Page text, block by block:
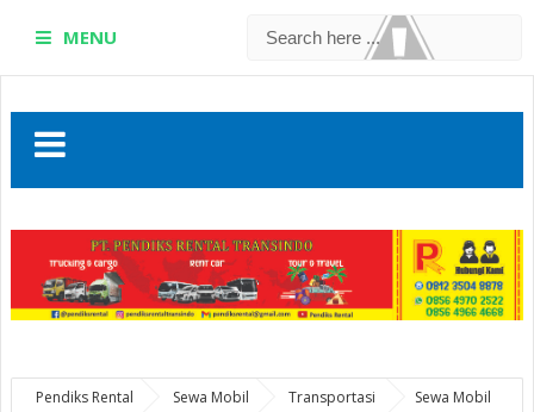
MENU
Pendiks Rental Sewa Mobil Transportasi
Sewa Mobil